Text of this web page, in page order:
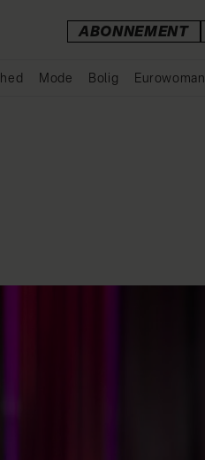
ABONNEMENT
Mode Bolig Eurowoman